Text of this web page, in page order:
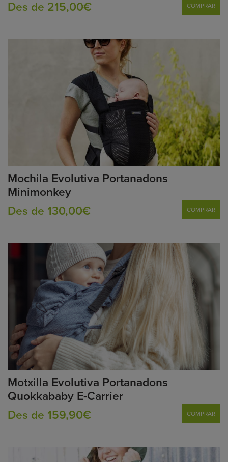
Des de 215,00€ COMPRAR
Mochila Evolutiva Portanadons
Minimonkey
Des de 130,00€
COMPRAR
Motxilla Evolutiva Portanadons
Quokkababy E-Carrier
Des de 159,90€
COMPRAR